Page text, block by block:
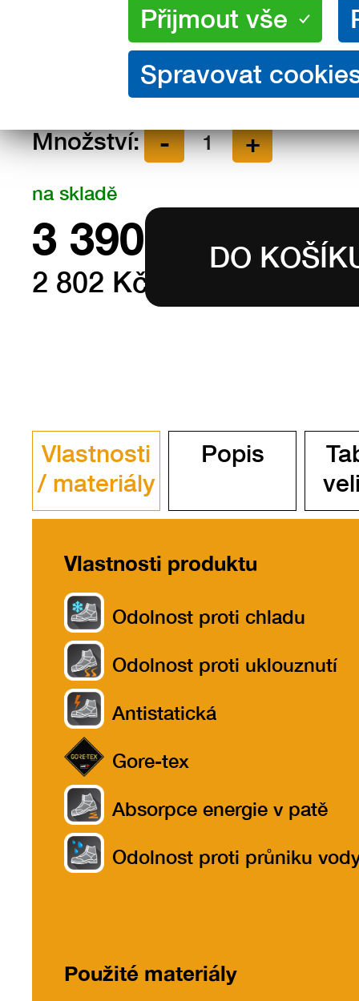
Velikosti: 36 37 38 39 40
43
44 45 46 47
Množství:
na skladě
3 390Kč s DPH
2 802 Kč bez DPH
Vlastnosti
/ materiály
Popis
Vlastnosti produktu
Odolnost proti chladu
Odolnost proti uklouznutí
Antistatická
Gore-tex
Absorpce energie v patě
Odolnost proti průniku
Použité materiály